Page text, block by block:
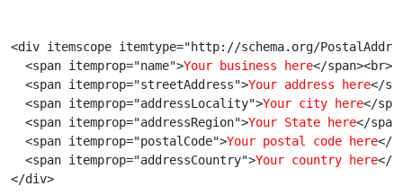
<div itemscope itemtype="http://schema.org/
<span itemprop="name">Your business here</span><br>
<span itemprop="streetAddress">Your address here</
<span itemprop="addressLocality">Your city here</
<span itemprop="addressRegion">Your State here</
<span itemprop="postalCode">Your postal code here</
<span itemprop="addressCountry">Your country here</
</div>